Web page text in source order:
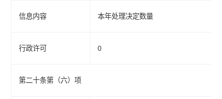
信息内容 本年处理决定数量
行政许可 0
第二十条第（六）项